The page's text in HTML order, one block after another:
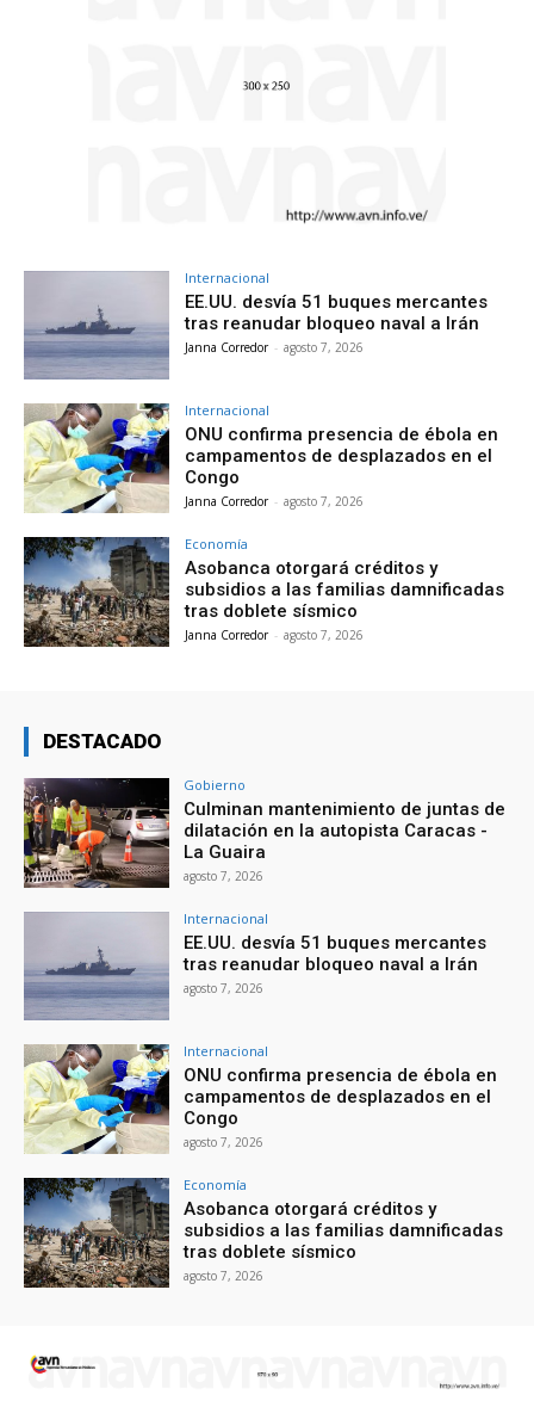
Internacional
EE.UU. desvía 51 buques mercantes
tras reanudar bloqueo naval a Irán
Janna Corredor - agosto 7, 2026
Internacional
ONU confirma presencia de ébola en
campamentos de desplazados en el
Congo
Janna Corredor - agosto 7, 2026
Economía
Asobanca otorgará créditos y
subsidios a las familias damnificadas
tras doblete sísmico
Janna Corredor - agosto 7, 2026
DESTACADO
Gobierno
Culminan mantenimiento de juntas de
dilatación en la autopista Caracas -
La Guaira
agosto 7, 2026
Internacional
EE.UU. desvía 51 buques mercantes
tras reanudar bloqueo naval a Irán
agosto 7, 2026
Internacional
ONU confirma presencia de ébola en
campamentos de desplazados en el
Congo
agosto 7, 2026
Economía
Asobanca otorgará créditos y
subsidios a las familias damnificadas
tras doblete sísmico
agosto 7, 2026